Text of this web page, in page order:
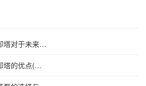
塔对于未来…
塔的优点(…